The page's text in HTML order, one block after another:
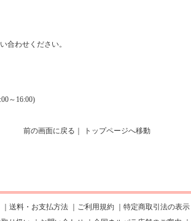
合わせください。
～16:00)
前の画面に戻る トップページへ移動
送料・お支払方法 ご利用規約 特定商取引法の表示